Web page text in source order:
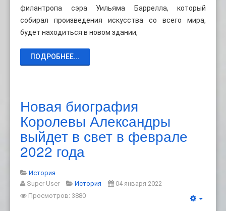
филантропа сэра Уильяма Баррелла, который
собирал произведения искусства со всего мира,
будет находиться в новом здании,
ПОДРОБНЕЕ...
Новая биография
Королевы Александры
выйдет в свет в феврале
2022 года
История
Super User
История
04 января 2022
Просмотров: 3880